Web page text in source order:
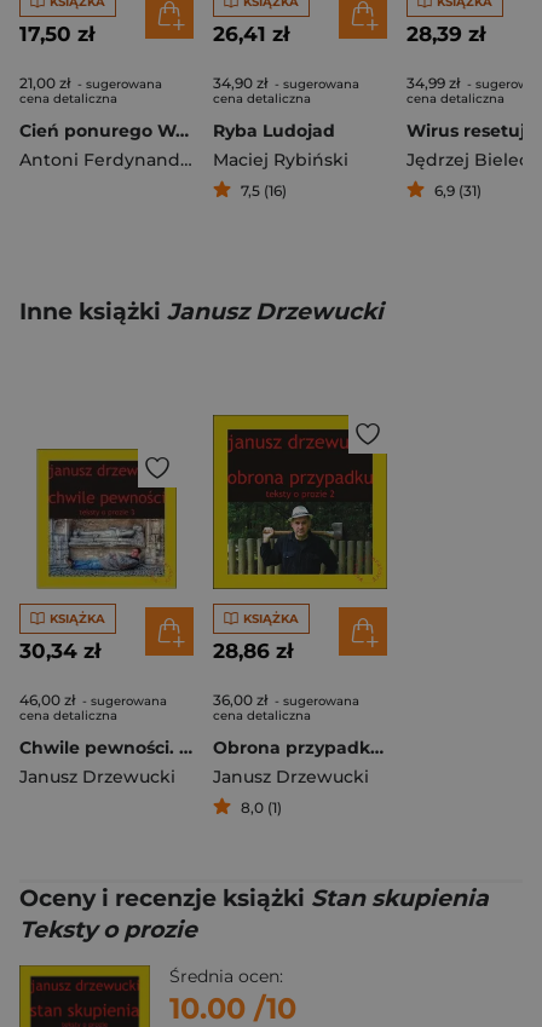
17,50 zł
21,00 zł - sugerowana
cena detaliczna
Cień ponurego Wschodu
Antoni Ferdynand Ossendowski
26,41 zł
34,90 zł - sugerowana
cena detaliczna
Ryba Ludojad
Maciej Rybiński
7,5 (16)
28,39 zł
34,99 zł -
cena detaliczna
Jędrzej
6,9 (31)
Inne książki Janusz Drzewucki
KSIĄŻKA
30,34 zł
46,00 zł - sugerowana
cena detaliczna
Chwile pewności. Teksty o prozie. Tom 3
Janusz Drzewucki
KSIĄŻKA
28,86 zł
36,00 zł - sugerowana
cena detaliczna
Obrona przypadku Teksty o prozie 2
Janusz Drzewucki
8,0 (1)
Oceny i recenzje książki Stan skupienia
Teksty o prozie
Średnia ocen:
10.00 /10